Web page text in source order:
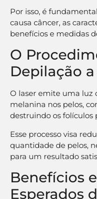
Por isso, é
causa câncer, as
benefícios e medidas
O
Depilação
O laser emite uma luz
melanina nos pelos,
destruindo os folículos
Esse processo visa
quantidade de pelos,
para um resultado
Benefícios
Esperados